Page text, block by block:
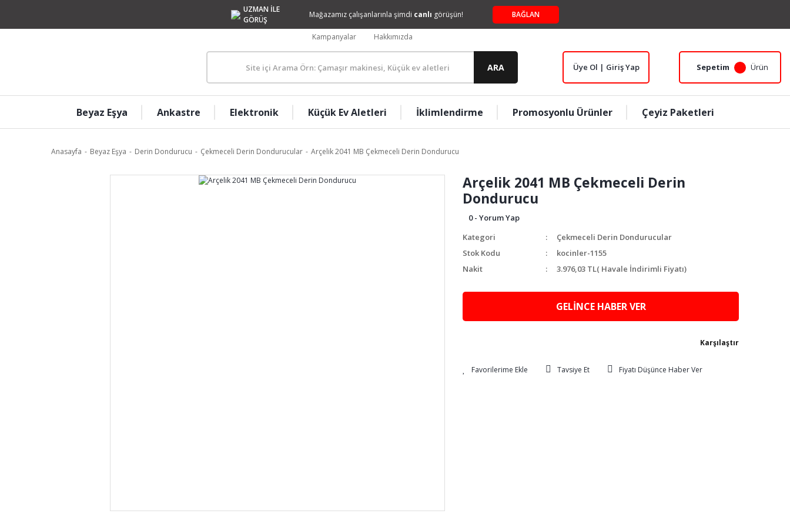
UZMAN İLE
GÖRÜŞ
Mağazamız çalışanlarınla şimdi canlı görüşün! BAĞLAN
Kampanyalar Hakkımızda
ARA Üye Ol | Giriş Yap Sepetim Ürün
Beyaz Eşya Ankastre Elektronik Küçük Ev Aletleri İklimlendirme Promosyonlu Ürünler Çeyiz Paketleri
Anasayfa Beyaz Eşya Derin Dondurucu Çekmeceli Derin Dondurucular Arçelik 2041 MB Çekmeceli Derin Dondurucu
Arçelik 2041 MB Çekmeceli Derin
Dondurucu
0 - Yorum Yap
Kategori
Çekmeceli Derin Dondurucular
Stok Kodu
kocinler-1155
Nakit
3.976,03 TL( Havale İndirimli Fiyatı)
GELİNCE HABER VER
Karşılaştır
Tavsiye Et Fiyatı Düşünce Haber Ver